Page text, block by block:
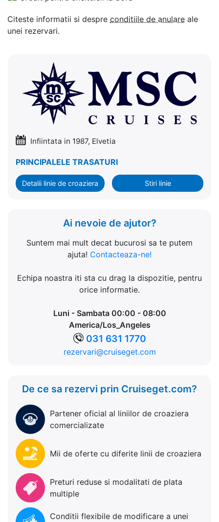
Citeste informatii si despre conditiile de anulare ale
unei rezervari.
Infiintata in 1987, Elvetia
PRINCIPALELE TRASATURI
Detalii linie de croaziera Stiri linie
Ai nevoie de ajutor?
Suntem mai mult decat bucurosi sa te putem
ajuta! Contacteaza-ne!
Echipa noastra iti sta cu drag la dispozitie, pentru
orice informatie.
Luni - Sambata 00:00 - 08:00
America/Los_Angeles
031 631 1770
rezervari@cruiseget.com
De ce sa rezervi prin Cruiseget.com?
Partener oficial al liniilor de croaziera
comercializate
Mii de oferte cu diferite linii de croaziera
Preturi reduse si modalitati de plata
multiple
Conditii flexibile de modificare a unei